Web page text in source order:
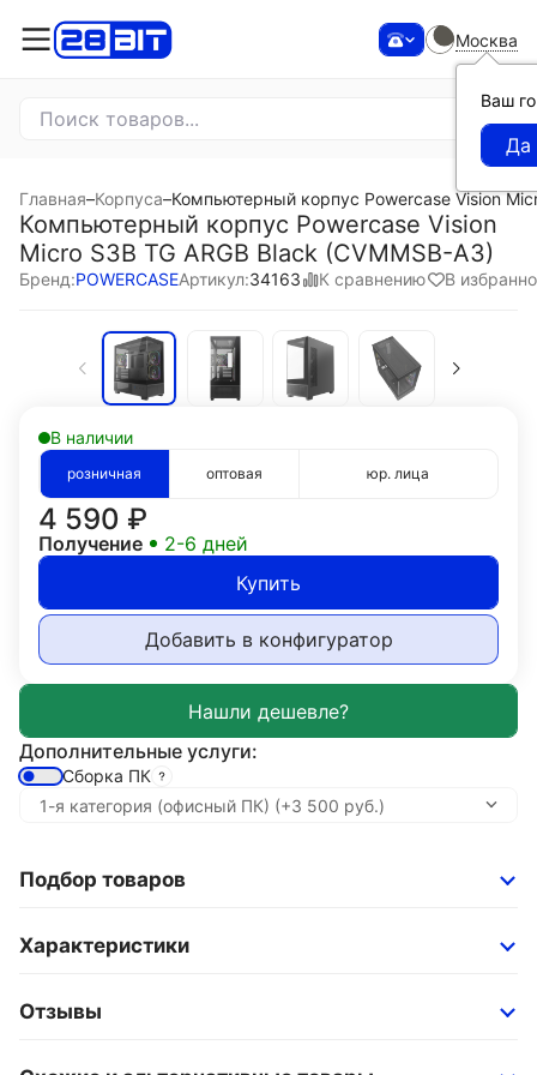
Москва
Ваш
Главная–Корпуса–Компьютерный корпус Powercase Vision
Компьютерный корпус Powercase Vision
Micro S3B TG ARGB Black (CVMMSB-A3)
Бренд:POWERCASEАртикул:34163 К сравнению В
В наличии
розничная оптовая юр. лица
4 590 ₽
Получение
2-6 дней
Купить
Добавить в конфигуратор
Дополнительные услуги:
Сборка ПК
Подбор товаров
Характеристики
Отзывы